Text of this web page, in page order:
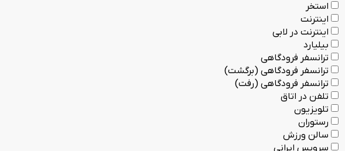
استخر
اینترنت
اینترنت در لابی
بیلیارد
ترانسفر فرودگاهی
ترانسفر فرودگاهی (برگشت)
ترانسفر فرودگاهی (رفت)
تلفن در اتاق
تلویزیون
رستوران
سالن ورزش
سرویس ایرانی